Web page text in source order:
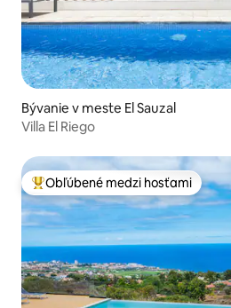
Bývanie v meste El Sauzal
Villa El Riego
Najobľúbenejšie medzi hosťami
Obľúbené medzi hosťami